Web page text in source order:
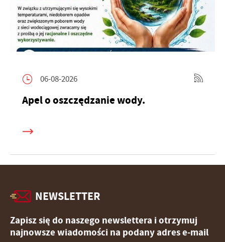
06-08-2026
Apel o oszczędzanie wody.
NEWSLETTER
Zapisz się do naszego newslettera i otrzymuj
najnowsze wiadomości na podany adres e-mail